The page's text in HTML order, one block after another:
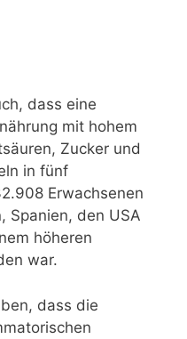
dass eine
mit hohem
Zucker und
in fünf
Erwachsenen
Spanien, den USA
höheren
war.
dass die